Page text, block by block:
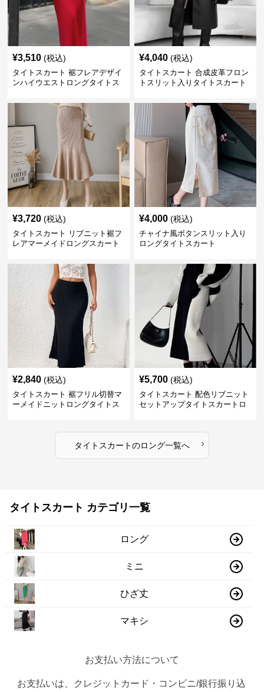
¥3,510 (税込)
タイトスカート 裾フレアデザイ
ンハイウエストロングタイトス
¥4,040 (税込)
タイトスカート 合成皮革フロン
トスリット入りタイトスカート
¥3,720 (税込)
タイトスカート リブニット裾フ
レアマーメイドロングスカート
¥4,000 (税込)
チャイナ風ボタンスリット入り
ロングタイトスカート
¥2,840 (税込)
タイトスカート 裾フリル切替マ
ーメイドニットロングタイトス
¥5,700 (税込)
タイトスカート 配色リブニット
セットアップタイトスカートロ
タイトスカートのロング一覧へ ›
タイトスカート カテゴリ一覧
ロング
ミニ
ひざ丈
マキシ
お支払い方法について
お支払いは、クレジットカード・コンビニ/銀行振り込